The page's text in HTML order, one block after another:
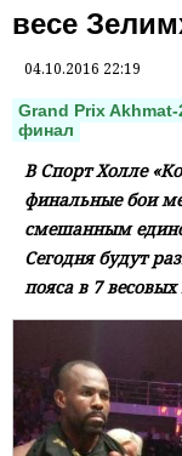
весе
04.10.2016 22:19
Grand Prix Akhmat-
финал
В Спорт Холле
финальные бои
смешанным
Сегодня будут
пояса в 7 весовых